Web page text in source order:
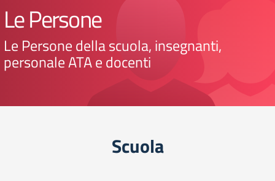
Le Persone
Le Persone della scuola, insegnanti,
personale ATA e docenti
Scuola